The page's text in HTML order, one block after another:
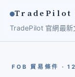
TradePilot
TradePilot 官網最新
FOB 貿易條件 ·